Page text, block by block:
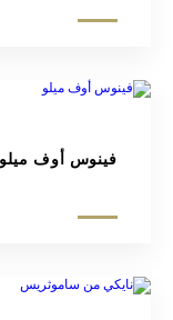
فينوس أوف ميلو